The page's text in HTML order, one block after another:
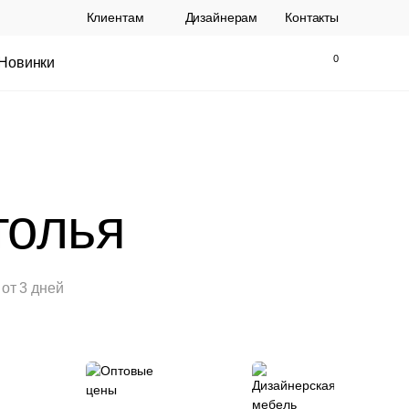
Клиентам Дизайнерам Контакты
Новинки
3 дней